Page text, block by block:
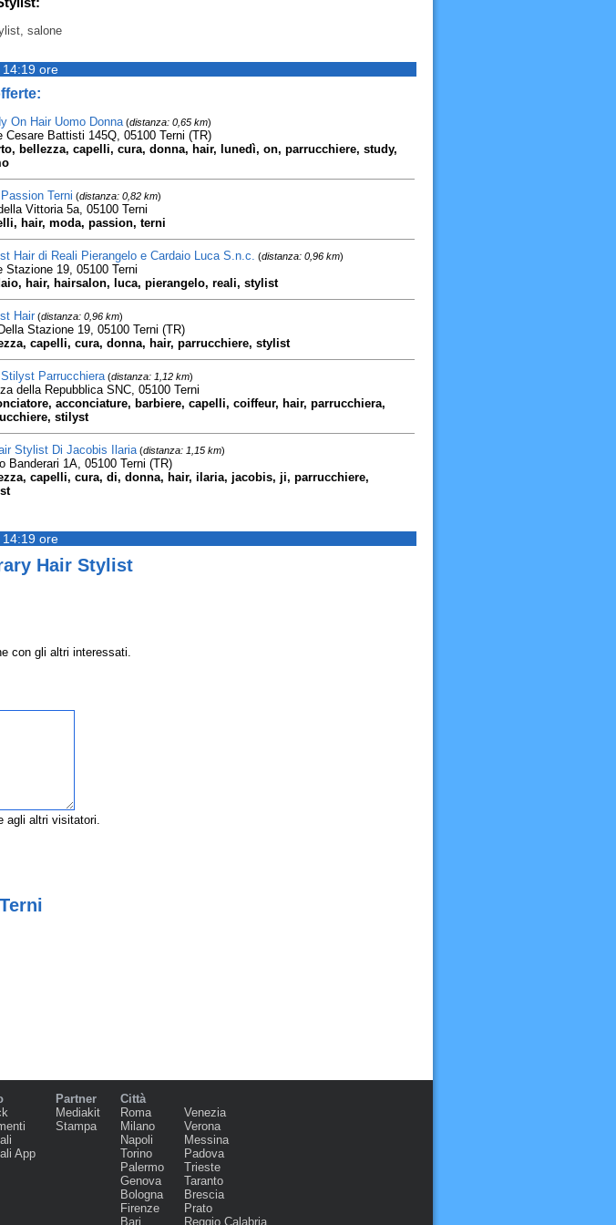
salone
ore
On Hair Uomo Donna(distanza: 0,65 km)
Cesare Battisti 145Q, 05100 Terni (TR)
bellezza, capelli, cura, donna, hair, lunedì, on, parrucchiere, study,
Terni (distanza: 0,82 km)
Vittoria 5a, 05100 Terni
hair, moda, passion, terni
Hair di Reali Pierangelo e Cardaio Luca S.n.c. (distanza: 0,96 km)
Stazione 19, 05100 Terni
hair, hairsalon, luca, pierangelo, reali, stylist
Hair(distanza: 0,96 km)
Stazione 19, 05100 Terni (TR)
capelli, cura, donna, hair, parrucchiere, stylist
Stilyst Parrucchiera(distanza: 1,12 km)
della Repubblica SNC, 05100 Terni
acconciature, barbiere, capelli, coiffeur, hair, parrucchiera,
stilyst
Stylist Di Jacobis Ilaria(distanza: 1,15 km)
Banderari 1A, 05100 Terni (TR)
capelli, cura, di, donna, hair, ilaria, jacobis, ji, parrucchiere,
ore
Hair Stylist
con gli altri interessati.
agli altri visitatori.
App
Partner
Mediakit
Stampa
Città
Roma
Milano
Napoli
Torino
Palermo
Genova
Bologna
Firenze
Bari
Venezia
Verona
Messina
Padova
Trieste
Taranto
Brescia
Prato
Reggio Calabria